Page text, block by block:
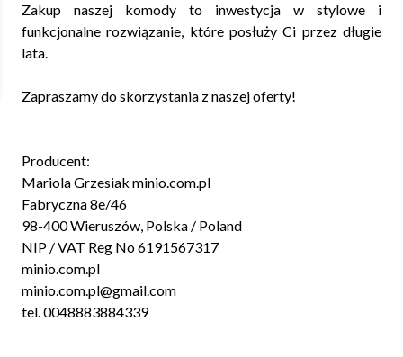
Zakup naszej komody to inwestycja w stylowe i
funkcjonalne rozwiązanie, które posłuży Ci przez długie
lata.
Zapraszamy do skorzystania z naszej oferty!
Producent:
Mariola Grzesiak minio.com.pl
Fabryczna 8e/46
98-400 Wieruszów, Polska / Poland
NIP / VAT Reg No 6191567317
minio.com.pl
minio.com.pl@gmail.com
tel. 0048883884339